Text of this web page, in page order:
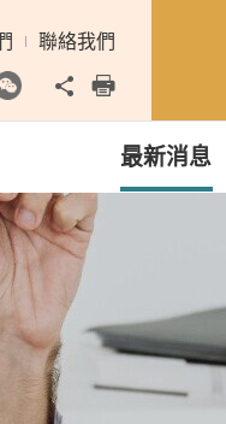
聯絡我們
Share toprint
最新消息